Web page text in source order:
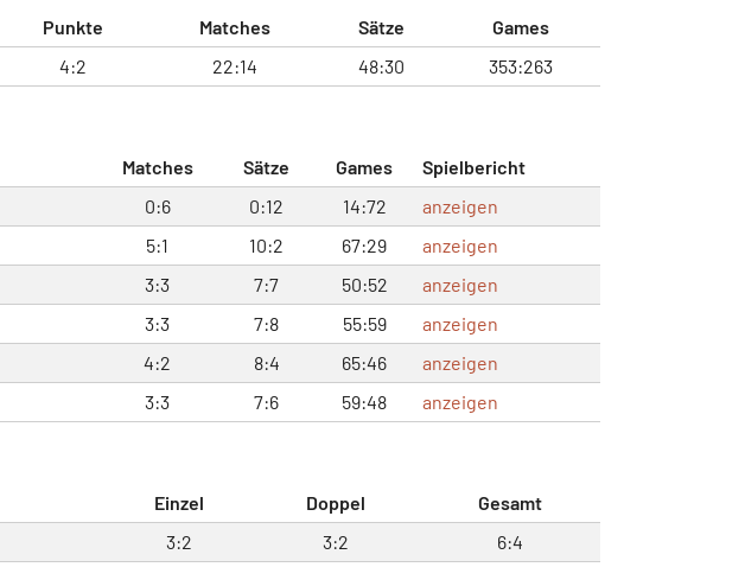
Punkte Matches Sätze
Games
4:2 22:14 48:30 353:263
Matches Sätze Games
Spielbericht
0:6 0:12 14:72
anzeigen
5:1 10:2 67:29
anzeigen
3:3 7:7 50:52
anzeigen
3:3 7:8 55:59
anzeigen
4:2 8:4 65:46
anzeigen
3:3 7:6 59:48 anzeigen
Einzel Doppel
Gesamt
3:2 3:2
6:4